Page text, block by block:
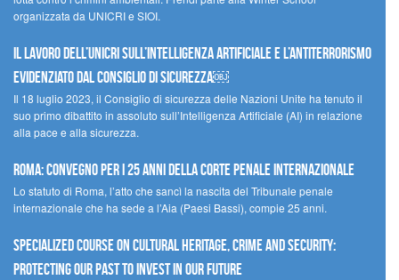
organizzata da UNICRI e SIOI.
Il lavoro dell’UNICRI sull’intelligenza artificiale e l’antiterrorismo
evidenziato dal Consiglio di Sicurezza￼
Il 18 luglio 2023, il Consiglio di sicurezza delle Nazioni Unite ha tenuto il
suo primo dibattito in assoluto sull’Intelligenza Artificiale (AI) in relazione
alla pace e alla sicurezza.
Roma: convegno per i 25 anni della Corte penale internazionale
Lo statuto di Roma, l’atto che sancì la nascita del Tribunale penale
internazionale che ha sede a l’Aia (Paesi Bassi), compie 25 anni.
Specialized Course on Cultural Heritage, Crime and Security:
Protecting our Past to Invest in our Future